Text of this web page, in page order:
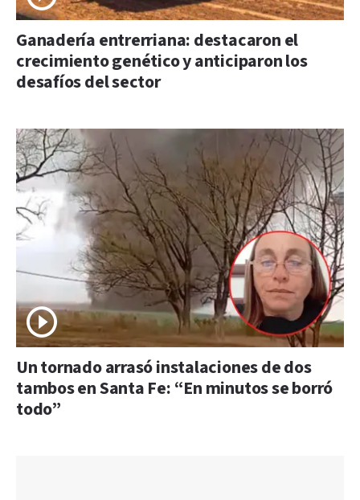
Ganadería entrerriana: destacaron el
crecimiento genético y anticiparon los
desafíos del sector
Un tornado arrasó instalaciones de dos
tambos en Santa Fe: “En minutos se borró
todo”